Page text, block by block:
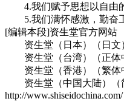
4.我们赋予思想以自由的
5.我们满怀感激，勤奋工
[编辑本段]资生堂官方网站
资生堂（日本）（日文）
资生堂（台湾）（正体中
资生堂（香港）（繁体中
资生堂（中国大陆）（
http://www.shiseidochina.com/